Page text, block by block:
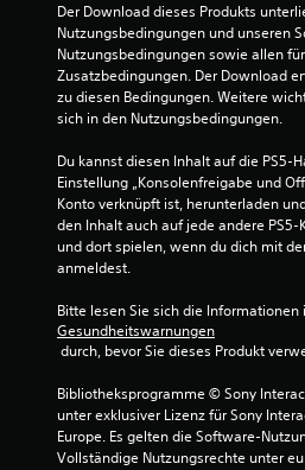
Der Download dieses Produkts
Nutzungsbedingungen und unseren
Nutzungsbedingungen sowie allen
Zusatzbedingungen. Der Download
zu diesen Bedingungen. Weitere
sich in den Nutzungsbedingungen.
Du kannst diesen Inhalt auf die PS5-
Einstellung „Konsolenfreigabe und
Konto verknüpft ist, herunterladen
den Inhalt auch auf jede andere
und dort spielen, wenn du dich mit
anmeldest.
Bitte lesen Sie sich die Informationen
Gesundheitswarnungen
durch, bevor Sie dieses Produkt
Bibliotheksprogramme © Sony
unter exklusiver Lizenz für Sony
Europe. Es gelten die Software-
Vollständige Nutzungsrechte unter